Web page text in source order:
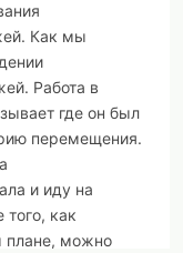
Как мы
Работа в
где он был
перемещения.
и иду на
того, как
плане, можно